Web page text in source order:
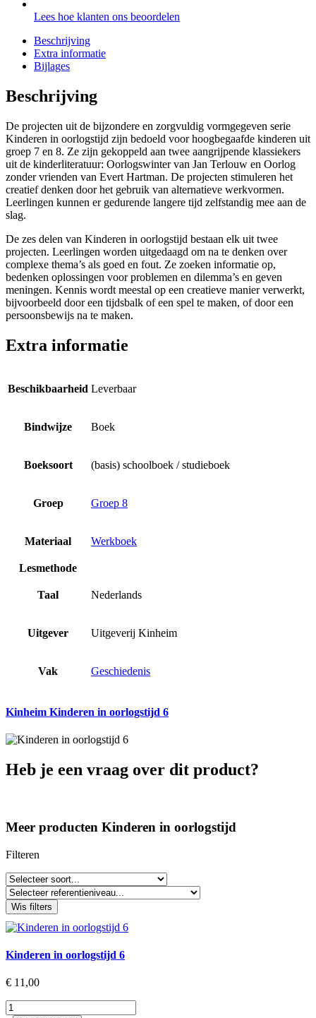
Lees hoe klanten ons beoordelen
Beschrijving
Extra informatie
Bijlages
Beschrijving
De projecten uit de bijzondere en zorgvuldig vormgegeven serie
Kinderen in oorlogstijd zijn bedoeld voor hoogbegaafde kinderen uit
groep 7 en 8. Ze zijn gekoppeld aan twee aangrijpende klassiekers
uit de kinderliteratuur: Oorlogswinter van Jan Terlouw en Oorlog
zonder vrienden van Evert Hartman. De projecten stimuleren het
creatief denken door het gebruik van alternatieve werkvormen.
Leerlingen kunnen er gedurende langere tijd zelfstandig mee aan de
slag.
De zes delen van Kinderen in oorlogstijd bestaan elk uit twee
projecten. Leerlingen worden uitgedaagd om na te denken over
complexe thema’s als goed en fout. Ze zoeken informatie op,
bedenken oplossingen voor problemen en dilemma’s en geven
meningen. Kennis wordt meestal op een creatieve manier verwerkt,
bijvoorbeeld door een tijdsbalk of een spel te maken, of door een
persoonsbewijs na te maken.
Extra informatie
Beschikbaarheid Leverbaar
Bindwijze Boek
Boeksoort (basis) schoolboek / studieboek
Groep Groep 8
Materiaal Werkboek
Lesmethode
Taal Nederlands
Uitgever Uitgeverij Kinheim
Vak Geschiedenis
Kinheim Kinderen in oorlogstijd 6
Heb je een vraag over dit product?
Meer producten Kinderen in oorlogstijd
Filteren
Wis filters
Kinderen in oorlogstijd 6
€ 11,00
Kinderen